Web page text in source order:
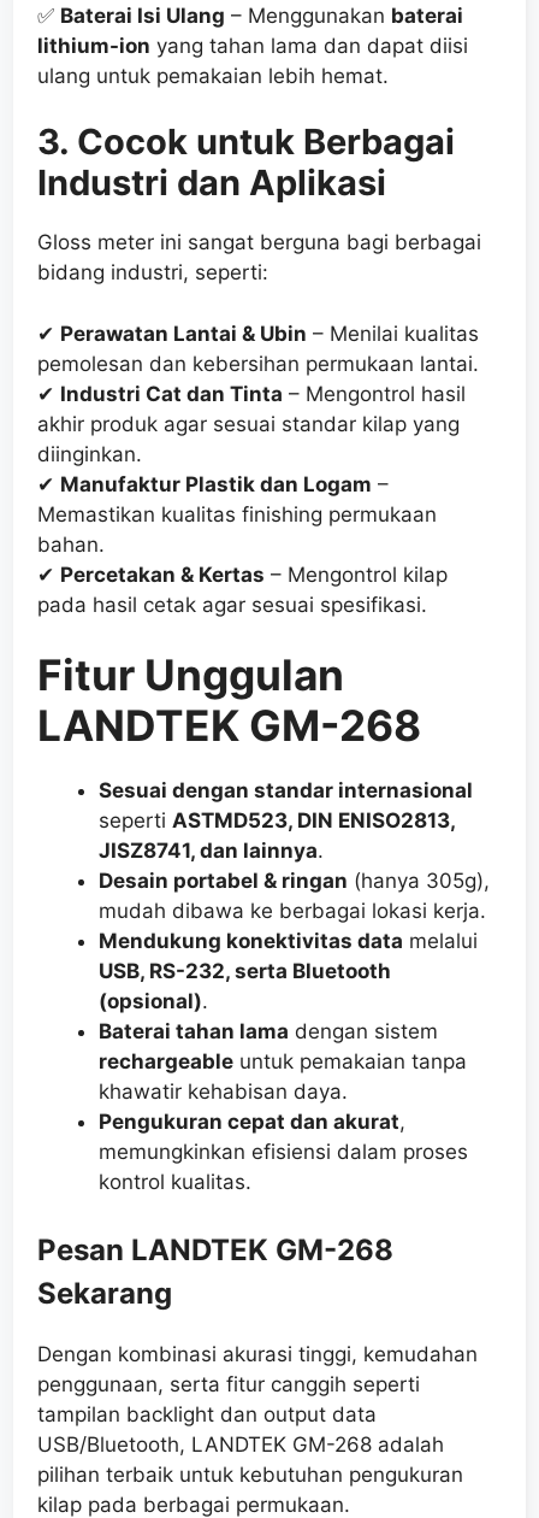
✅ Baterai Isi Ulang – Menggunakan baterai
lithium-ion yang tahan lama dan dapat diisi
ulang untuk pemakaian lebih hemat.
3. Cocok untuk Berbagai
Industri dan Aplikasi
Gloss meter ini sangat berguna bagi berbagai
bidang industri, seperti:
✔ Perawatan Lantai & Ubin – Menilai kualitas
pemolesan dan kebersihan permukaan lantai.
✔ Industri Cat dan Tinta – Mengontrol hasil
akhir produk agar sesuai standar kilap yang
diinginkan.
✔ Manufaktur Plastik dan Logam –
Memastikan kualitas finishing permukaan
bahan.
✔ Percetakan & Kertas – Mengontrol kilap
pada hasil cetak agar sesuai spesifikasi.
Fitur Unggulan
LANDTEK GM-268
Sesuai dengan standar internasional
seperti ASTMD523, DIN ENISO2813,
JISZ8741, dan lainnya.
Desain portabel & ringan (hanya 305g),
mudah dibawa ke berbagai lokasi kerja.
Mendukung konektivitas data melalui
USB, RS-232, serta Bluetooth
(opsional).
Baterai tahan lama dengan sistem
rechargeable untuk pemakaian tanpa
khawatir kehabisan daya.
Pengukuran cepat dan akurat,
memungkinkan efisiensi dalam proses
kontrol kualitas.
Pesan LANDTEK GM-268
Sekarang
Dengan kombinasi akurasi tinggi, kemudahan
penggunaan, serta fitur canggih seperti
tampilan backlight dan output data
USB/Bluetooth, LANDTEK GM-268 adalah
pilihan terbaik untuk kebutuhan pengukuran
kilap pada berbagai permukaan.